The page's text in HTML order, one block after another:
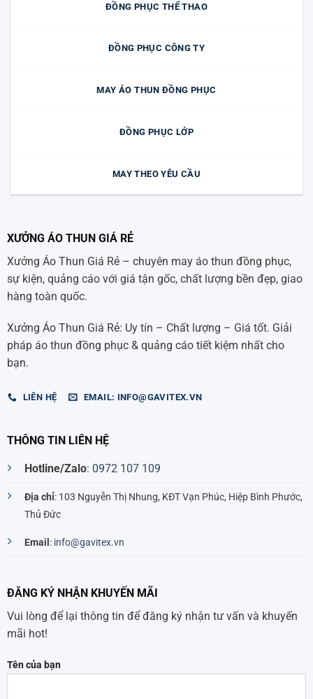
ĐỒNG PHỤC THỂ THAO
ĐỒNG PHỤC CÔNG TY
MAY ÁO THUN ĐỒNG PHỤC
ĐỒNG PHỤC LỚP
MAY THEO YÊU CẦU
XƯỞNG ÁO THUN GIÁ RẺ
Xưởng Áo Thun Giá Rẻ – chuyên may áo thun đồng phục,
sự kiện, quảng cáo với giá tận gốc, chất lượng bền đẹp, giao
hàng toàn quốc.
Xưởng Áo Thun Giá Rẻ: Uy tín – Chất lượng – Giá tốt. Giải
pháp áo thun đồng phục & quảng cáo tiết kiệm nhất cho
bạn.
LIÊN HỆ EMAIL: INFO@GAVITEX.VN
THÔNG TIN LIÊN HỆ
Hotline/Zalo: 0972 107 109
Địa chỉ: 103 Nguyễn Thị Nhung, KĐT Vạn Phúc, Hiệp Bình Phước,
Thủ Đức
Email : info@gavitex.vn
ĐĂNG KÝ NHẬN KHUYẾN MÃI
Vui lòng để lại thông tin để đăng ký nhận tư vấn và khuyến
mãi hot!
Tên của bạn